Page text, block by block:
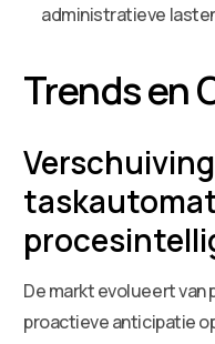
administratieve
Trends en
De markt evolueert van
proactieve anticipatie